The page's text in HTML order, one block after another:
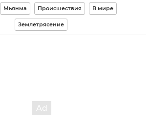
Мьянма Происшествия В мире
Землетрясение